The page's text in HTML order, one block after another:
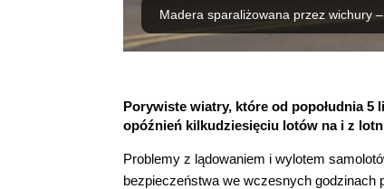
Madera sparaliżowana przez wichury
Porywiste wiatry, które od popołudnia 5
opóźnień kilkudziesięciu lotów na i z
Problemy z lądowaniem i wylotem
bezpieczeństwa we wczesnych godzinach